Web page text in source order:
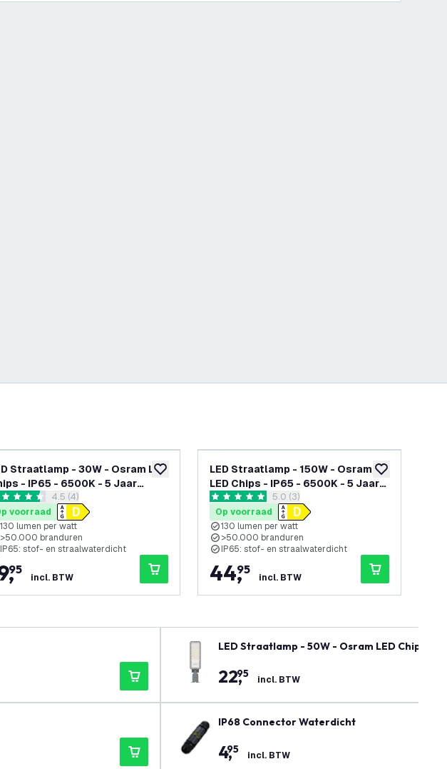
verlanglijst toevoegen aan verlanglijst
Straatlamp - 30W - Osram LED
- IP65 - 6500K - 5 Jaar
reviews drawer openen
score sterren4.5 (4)
voorraad
130 lumen per watt
>50.000 branduren
IP65: stof- en straalwaterdicht
,
95
incl. BTW
toevoegen
LED Straatlamp - 150W - Osram
LED Chips - IP65 - 6500K - 5 Jaar
Garantie reviews drawer openen
5 score sterren5.0 (3)
Op voorraad
130 lumen per watt
>50.000 branduren
IP65: stof- en straalwaterdicht
44,
95
incl. BTW
LED Straatlamp - 50W - Osram LED Chips -
22,
95 incl. BTW
IP68 Connector Waterdicht
4,
95 incl. BTW